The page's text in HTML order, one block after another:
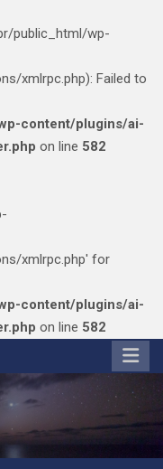
public_html/wp-
xmlrpc.php): Failed to
content/plugins/ai-
on line 582
xmlrpc.php' for
content/plugins/ai-
on line 582